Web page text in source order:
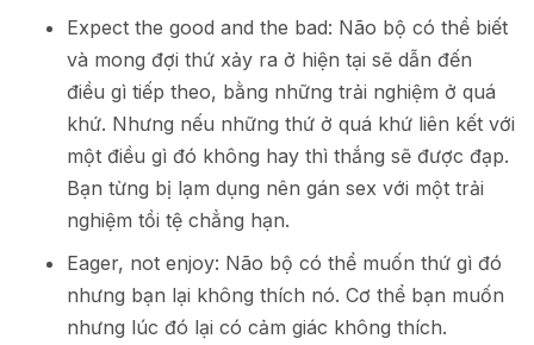
Expect the good and the bad: Não bộ có thể biết
và mong đợi thứ xảy ra ở hiện tại sẽ dẫn đến
điều gì tiếp theo, bằng những trải nghiệm ở quá
khứ. Nhưng nếu những thứ ở quá khứ liên kết với
một điều gì đó không hay thì thắng sẽ được đạp.
Bạn từng bị lạm dụng nên gán sex với một trải
nghiệm tồi tệ chẳng hạn.
Eager, not enjoy: Não bộ có thể muốn thứ gì đó
nhưng bạn lại không thích nó. Cơ thể bạn muốn
nhưng lúc đó lại có cảm giác không thích.